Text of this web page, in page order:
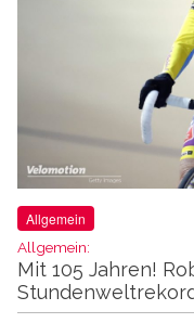
Allgemein
Allgemein:
Mit 105 Jahren!